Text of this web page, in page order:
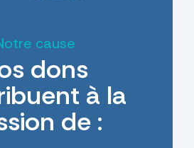
cause
dons
à la
de :